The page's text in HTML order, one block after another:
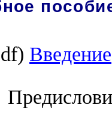
Введение